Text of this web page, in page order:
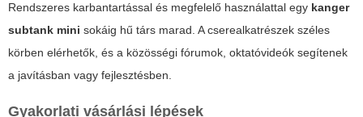
Rendszeres karbantartással és megfelelő használattal egy kanger
subtank mini sokáig hű társ marad. A cserealkatrészek széles
körben elérhetők, és a közösségi fórumok, oktatóvideók segítenek
a javításban vagy fejlesztésben.
Gyakorlati vásárlási lépések